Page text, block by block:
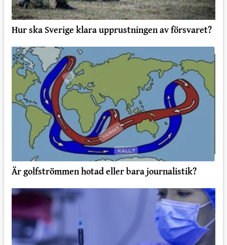
Hur ska Sverige klara upprustningen av försvaret?
Är golfströmmen hotad eller bara journalistik?